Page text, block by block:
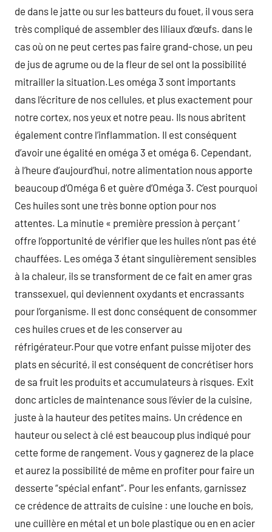
de dans le jatte ou sur les batteurs du fouet, il vous sera
très compliqué de assembler des liliaux d’œufs. dans le
cas où on ne peut certes pas faire grand-chose, un peu
de jus de agrume ou de la fleur de sel ont la possibilité
mitrailler la situation.Les oméga 3 sont importants
dans l’écriture de nos cellules, et plus exactement pour
notre cortex, nos yeux et notre peau. Ils nous abritent
également contre l’inflammation. Il est conséquent
d’avoir une égalité en oméga 3 et oméga 6. Cependant,
à l’heure d’aujourd’hui, notre alimentation nous apporte
beaucoup d’Oméga 6 et guère d’Oméga 3. C’est pourquoi
Ces huiles sont une très bonne option pour nos
attentes. La minutie « première pression à perçant ‘
offre l’opportunité de vérifier que les huiles n’ont pas été
chauffées. Les oméga 3 étant singulièrement sensibles
à la chaleur, ils se transforment de ce fait en amer gras
transsexuel, qui deviennent oxydants et encrassants
pour l’organisme. Il est donc conséquent de consommer
ces huiles crues et de les conserver au
réfrigérateur.Pour que votre enfant puisse mijoter des
plats en sécurité, il est conséquent de concrétiser hors
de sa fruit les produits et accumulateurs à risques. Exit
donc articles de maintenance sous l’évier de la cuisine,
juste à la hauteur des petites mains. Un crédence en
hauteur ou select à clé est beaucoup plus indiqué pour
cette forme de rangement. Vous y gagnerez de la place
et aurez la possibilité de même en profiter pour faire un
desserte “spécial enfant”. Pour les enfants, garnissez
ce crédence de attraits de cuisine : une louche en bois,
une cuillère en métal et un bole plastique ou en en acier